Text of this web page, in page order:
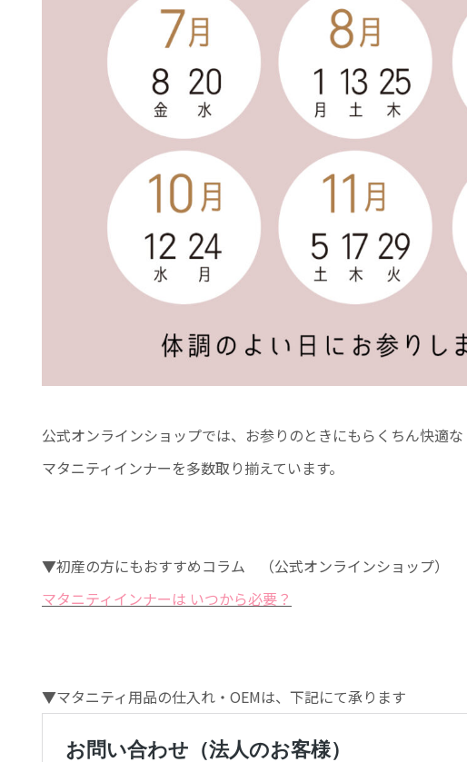
公式オンラインショップでは、お参りのときにもらくちん快適な
マタニティインナーを多数取り揃えています。
▼初産の方にもおすすめコラム （公式オンラインショップ）
マタニティインナーは いつから必要？
▼マタニティ用品の仕入れ・OEMは、下記にて承ります